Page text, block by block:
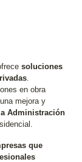
soluciones
.
en obra
mejora y
Administración
que